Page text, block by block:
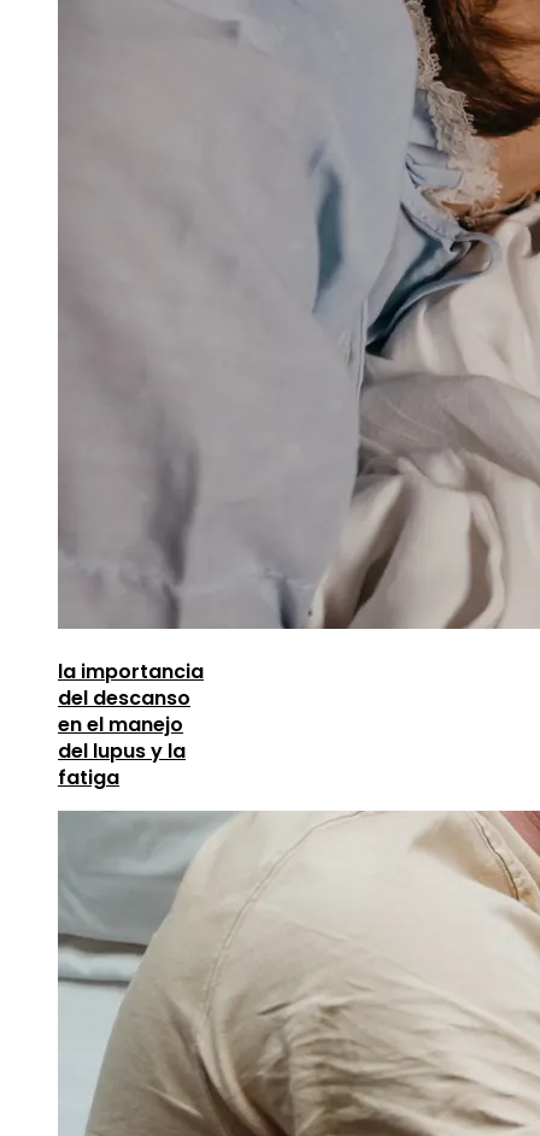
la importancia
del descanso
en el manejo
del lupus y la
fatiga